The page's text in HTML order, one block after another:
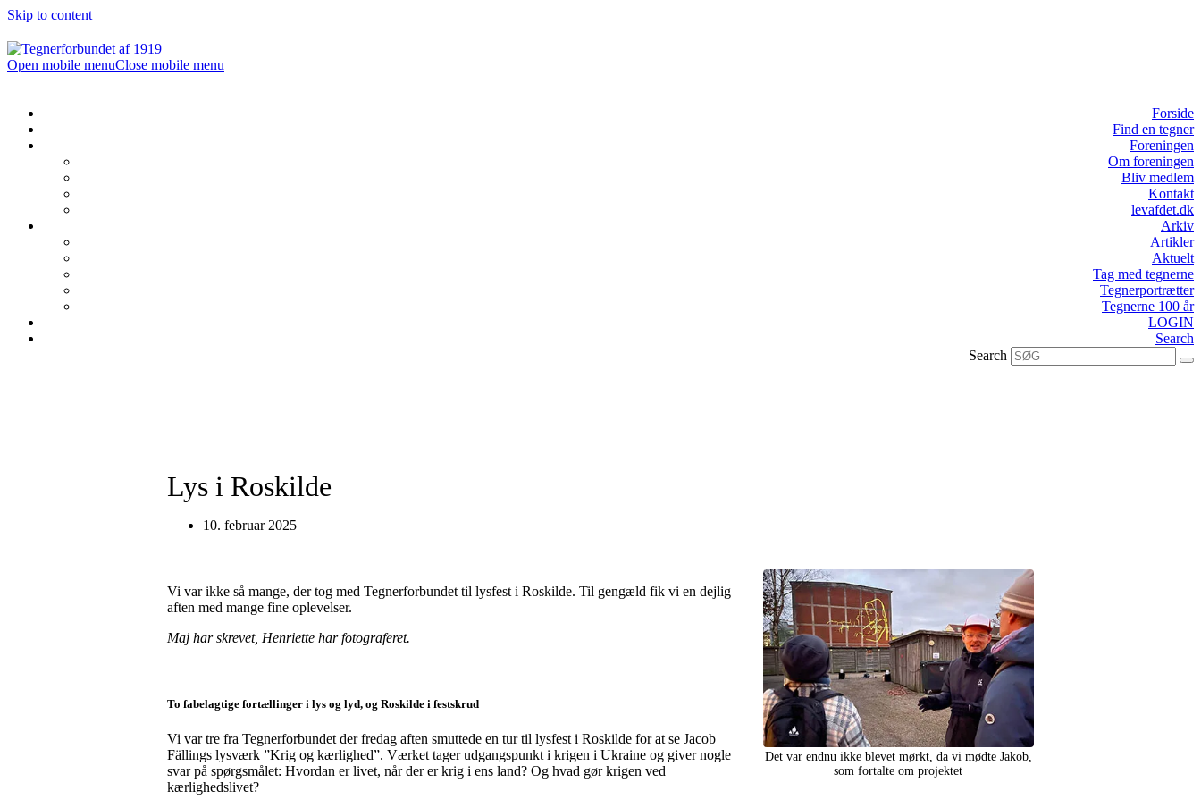
Skip to content
Open mobile menuClose mobile menu
Forside
Find en tegner
Foreningen
Om foreningen
Bliv medlem
Kontakt
levafdet.dk
Arkiv
Artikler
Aktuelt
Tag med tegnerne
Tegnerportrætter
Tegnerne 100 år
LOGIN
Search
Search
Lys i Roskilde
10. februar 2025
Vi var ikke så mange, der tog med Tegnerforbundet til lysfest i Roskilde. Til gengæld fik vi en dejlig
aften med mange fine oplevelser.
Maj har skrevet, Henriette har fotograferet.
To fabelagtige fortællinger i lys og lyd, og Roskilde i festskrud
Vi var tre fra Tegnerforbundet der fredag aften smuttede en tur til lysfest i Roskilde for at se Jacob
Fällings lysværk ”Krig og kærlighed”. Værket tager udgangspunkt i krigen i Ukraine og giver nogle
svar på spørgsmålet: Hvordan er livet, når der er krig i ens land? Og hvad gør krigen ved
kærlighedslivet?
Det var endnu ikke blevet mørkt, da vi mødte Jakob,
som fortalte om projektet